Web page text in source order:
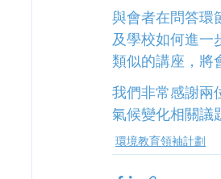
與會者在問答環
及學校如何進一
類似的講座，將
我們非常感謝兩
氣候變化相關議
環境教育領袖計劃